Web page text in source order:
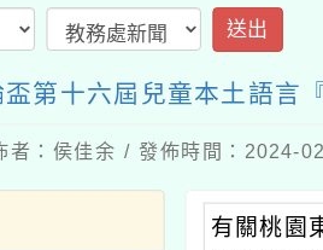
送出
盃第十六屆兒童本土語言
者：侯佳余 / 發佈時間：2024-
有關桃園